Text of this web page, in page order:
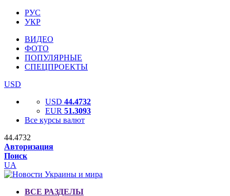
РУС
УКР
ВИДЕО
ФОТО
ПОПУЛЯРНЫЕ
СПЕЦПРОЕКТЫ
USD
USD 44.4732
EUR 51.3093
Все курсы валют
44.4732
Авторизация
Поиск
UA
ВСЕ РАЗДЕЛЫ